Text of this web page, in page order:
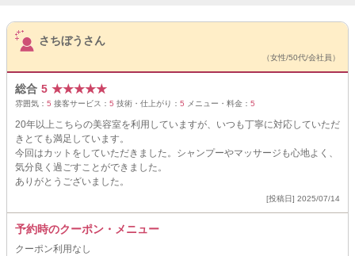
サロンPick Up
さちぼうさん
（女性/50代/会社員）
総合 5 ★★★★★
雰囲気： 5 接客サービス： 5 技術・仕上がり： 5 メニュー・料金： 5
20年以上こちらの美容室を利用していますが、いつも丁寧に対応していただ
きとても満足しています。
今回はカットをしていただきました。シャンプーやマッサージも心地よく、
気分良く過ごすことができました。
ありがとうございました。
[投稿日] 2025/07/14
予約時のクーポン・メニュー
クーポン利用なし